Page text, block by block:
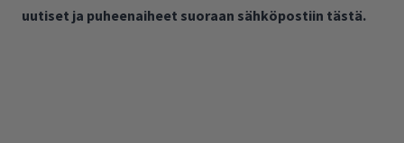
uutiset ja puheenaiheet suoraan sähköpostiin tästä.